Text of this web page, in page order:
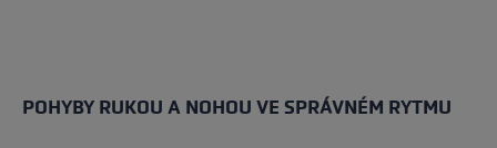
POHYBY RUKOU A NOHOU VE SPRÁVNÉM RYTMU